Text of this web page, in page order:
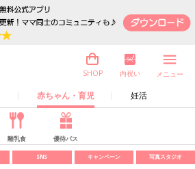
赤ちゃん・育児 妊活
SHOP 内祝い メニュー
離乳食 優待パス
SNS キャンペーン 写真スタジオ